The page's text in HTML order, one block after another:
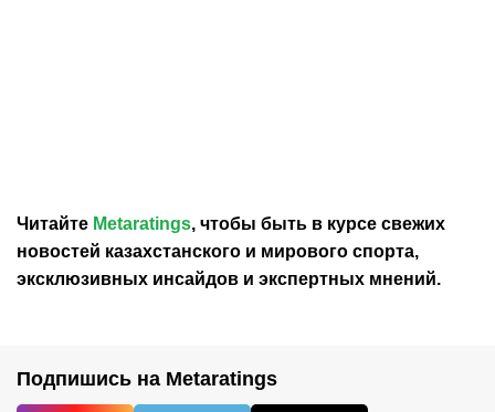
Читайте Metaratings, чтобы быть в курсе свежих
новостей казахстанского и мирового спорта,
эксклюзивных инсайдов и экспертных мнений.
Подпишись на Metaratings